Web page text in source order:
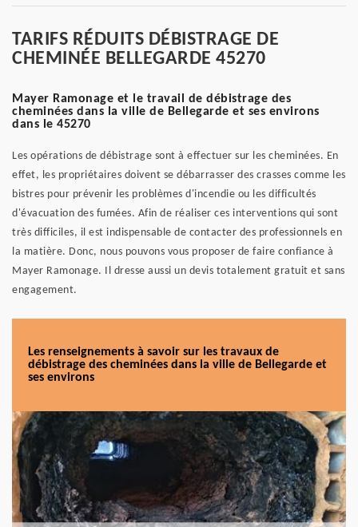
TARIFS RÉDUITS DÉBISTRAGE DE
CHEMINÉE BELLEGARDE 45270
Mayer Ramonage et le travail de débistrage des
cheminées dans la ville de Bellegarde et ses environs
dans le 45270
Les opérations de débistrage sont à effectuer sur les cheminées. En
effet, les propriétaires doivent se débarrasser des crasses comme les
bistres pour prévenir les problèmes d'incendie ou les difficultés
d'évacuation des fumées. Afin de réaliser ces interventions qui sont
très difficiles, il est indispensable de contacter des professionnels en
la matière. Donc, nous pouvons vous proposer de faire confiance à
Mayer Ramonage. Il dresse aussi un devis totalement gratuit et sans
engagement.
Les renseignements à savoir sur les travaux de
débistrage des cheminées dans la ville de Bellegarde et
ses environs